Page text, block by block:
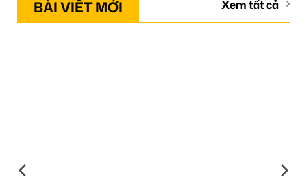
BÀI VIẾT MỚI Xem tất cả